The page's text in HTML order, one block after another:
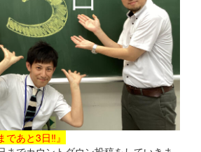
であと3日‼』